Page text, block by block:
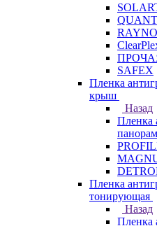
RAYNO
SAFEX
Пленка
крыш
Назад
Пленка
Пленка
тонирующая
Назад
Пленка